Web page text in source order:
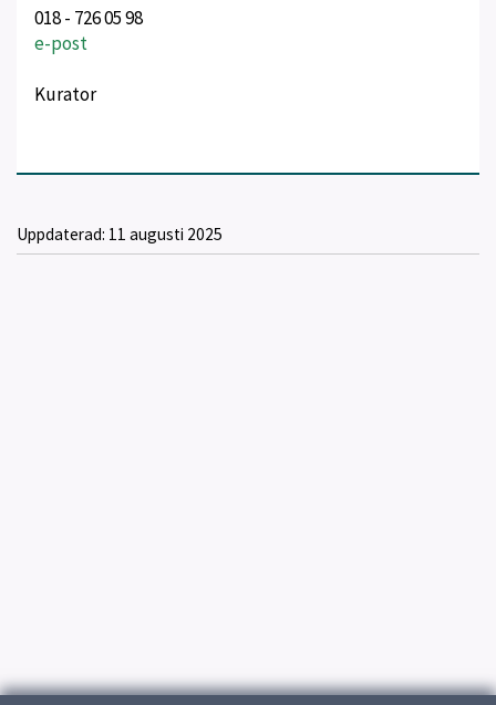
018 - 726 05 98
e-post
Kurator
Uppdaterad: 11 augusti 2025